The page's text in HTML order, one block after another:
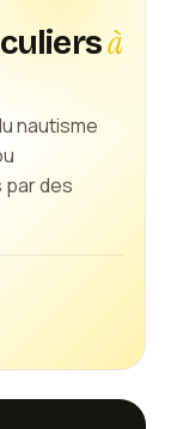
à
nautisme
des